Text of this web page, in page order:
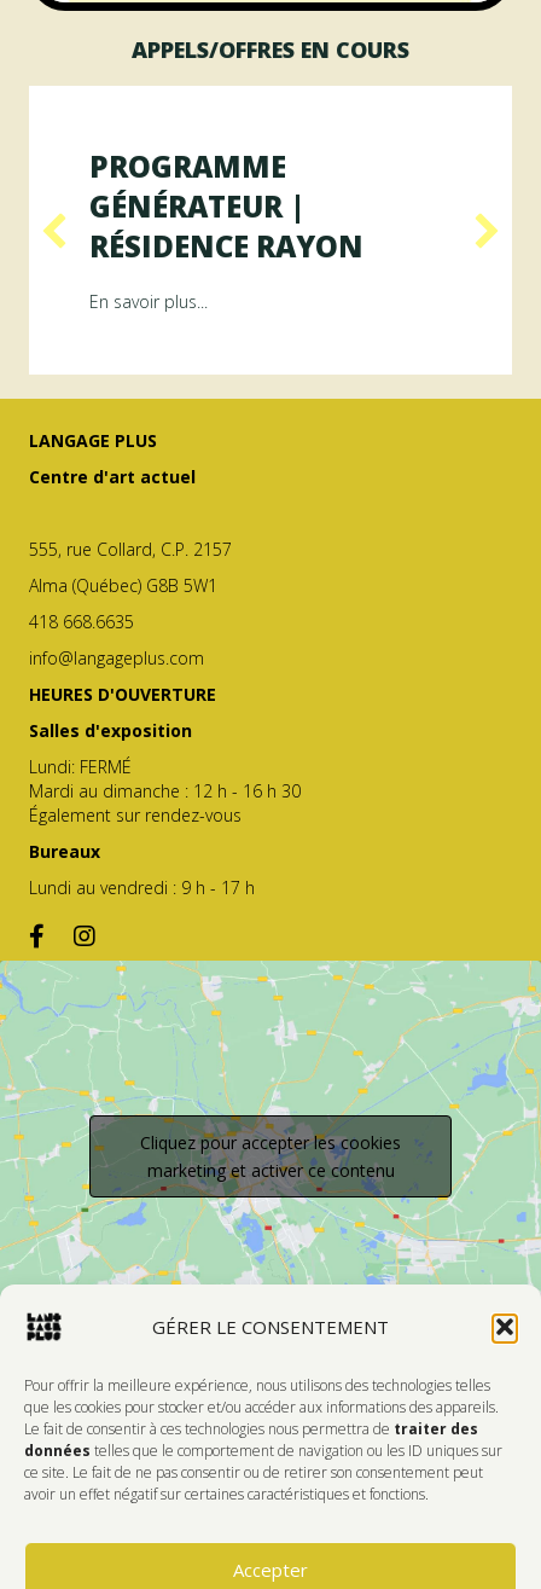
GÉRER LE CONSENTEMENT
Pour offrir la meilleure expérience, nous utilisons des technologies telles
que les cookies pour stocker et/ou accéder aux informations des appareils.
Le fait de consentir à ces technologies nous permettra de traiter des
données telles que le comportement de navigation ou les ID uniques sur
ce site. Le fait de ne pas consentir ou de retirer son consentement peut
avoir un effet négatif sur certaines caractéristiques et fonctions.
Accepter
APPELS/OFFRES EN COURS
ArAMiS
PROGRAMME
GÉNÉRATEUR |
RÉSIDENCE RAYON
En savoir plus...
LANGAGE PLUS
Centre d'art actuel
555, rue Collard, C.P. 2157
Alma (Québec) G8B 5W1
418 668.6635
info@langageplus.com
HEURES D'OUVERTURE
Salles d'exposition
Lundi: FERMÉ
Mardi au dimanche : 12 h - 16 h 30
Également sur rendez-vous
Bureaux
Lundi au vendredi : 9 h - 17 h
Cliquez pour accepter les cookies
marketing et activer ce contenu
Devenir Membre
DONNEZ DE L'AMOUR À VOTRE CENTRE